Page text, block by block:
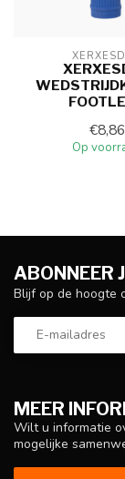
€8,86
Op
MEER
Wilt u informatie
mogelijke
ABONNEER
Blijf op de hoogte